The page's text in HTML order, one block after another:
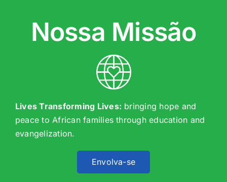
Nossa Missão
Lives Transforming Lives: bringing hope and
peace to African families through education and
evangelization.
Envolva-se